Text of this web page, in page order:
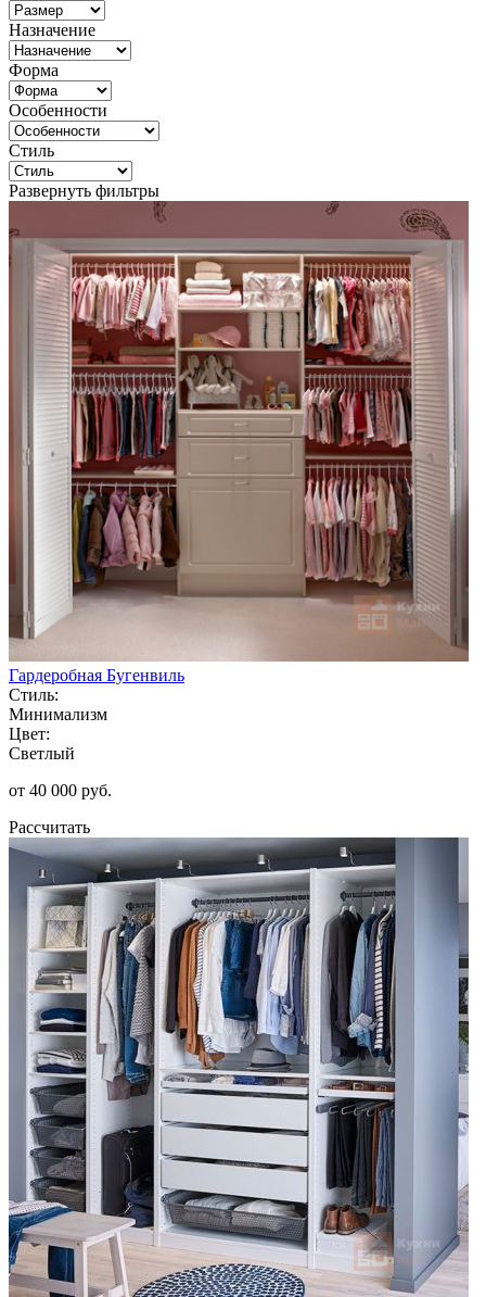
Назначение
Форма
Особенности
Стиль
Развернуть фильтры
Гардеробная Бугенвиль
Стиль:
Минимализм
Цвет:
Светлый
от 40 000 руб.
Рассчитать